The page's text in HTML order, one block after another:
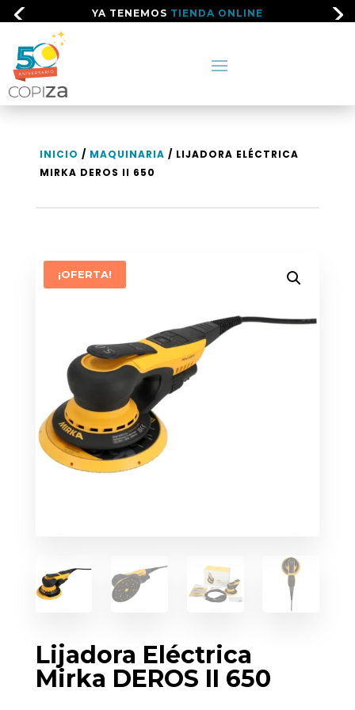
YA TENEMOS TIENDA ONLINE
INICIO / MAQUINARIA / LIJADORA ELÉCTRICA
MIRKA DEROS II 650
Lijadora Eléctrica
Mirka DEROS II 650
¡OFERTA!